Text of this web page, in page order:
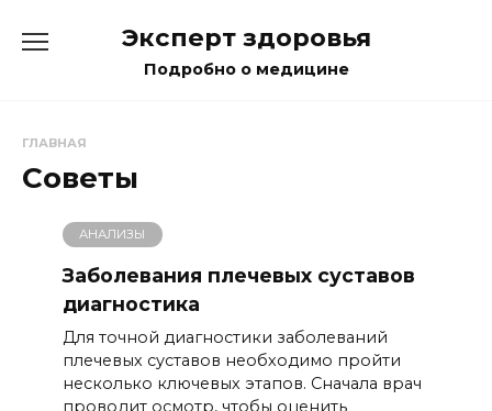
Эксперт здоровья
Подробно о медицине
ГЛАВНАЯ
Советы
АНАЛИЗЫ
Заболевания плечевых суставов
диагностика
Для точной диагностики заболеваний
плечевых суставов необходимо пройти
несколько ключевых этапов. Сначала врач
проводит осмотр, чтобы оценить